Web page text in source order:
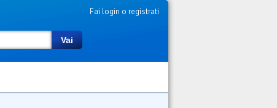
Fai login o registrati
Vai